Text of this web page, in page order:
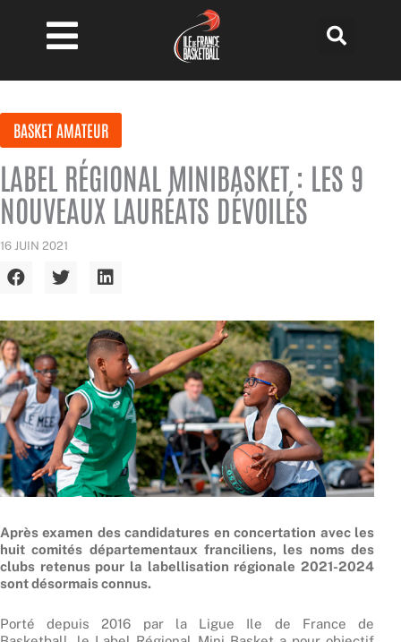
contenu
BASKET AMATEUR
LABEL RÉGIONAL MINIBASKET : LES 9
NOUVEAUX LAURÉATS DÉVOILÉS
16 JUIN 2021
Après examen des candidatures en concertation avec les
huit comités départementaux franciliens, les noms des
clubs retenus pour la labellisation régionale 2021-2024
sont désormais connus.
Porté depuis 2016 par la Ligue Ile de France de